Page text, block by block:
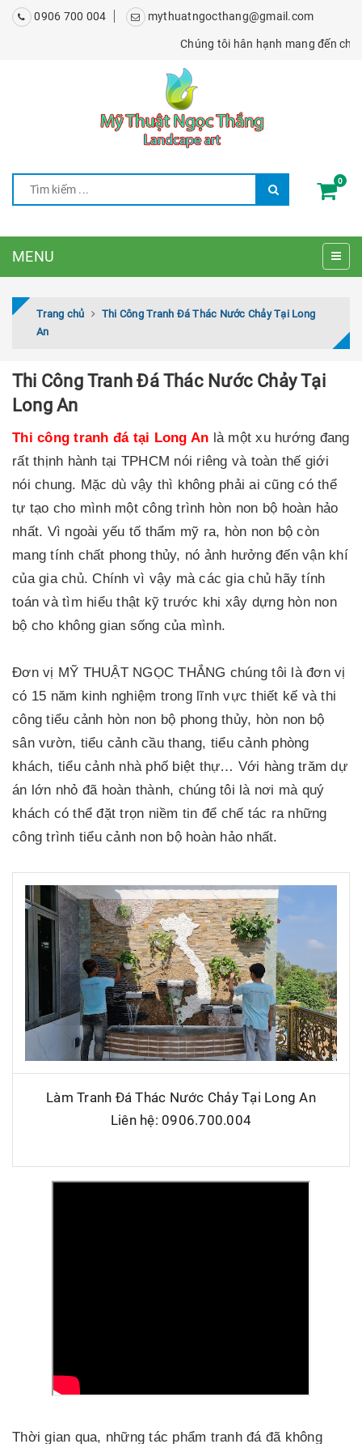
0906 700 004 mythuatngocthang@gmail.com
Chúng tôi hân hạnh mang đến cho
0
MENU
Trang chủ
Thi Công Tranh Đá Thác Nước Chảy Tại Long
An
Thi Công Tranh Đá Thác Nước Chảy Tại
Long An
Thi công tranh đá tại Long An là một xu hướng đang
rất thịnh hành tại TPHCM nói riêng và toàn thế giới
nói chung. Mặc dù vậy thì không phải ai cũng có thể
tự tạo cho mình một công trình hòn non bộ hoàn hảo
nhất. Vì ngoài yếu tố thẩm mỹ ra, hòn non bộ còn
mang tính chất phong thủy, nó ảnh hưởng đến vận khí
của gia chủ. Chính vì vậy mà các gia chủ hãy tính
toán và tìm hiểu thật kỹ trước khi xây dựng hòn non
bộ cho không gian sống của mình.
Đơn vị MỸ THUẬT NGỌC THẮNG chúng tôi là đơn vị
có 15 năm kinh nghiệm trong lĩnh vực thiết kế và thi
công tiểu cảnh hòn non bộ phong thủy, hòn non bộ
sân vườn, tiểu cảnh cầu thang, tiểu cảnh phòng
khách, tiểu cảnh nhà phố biệt thự… Với hàng trăm dự
án lớn nhỏ đã hoàn thành, chúng tôi là nơi mà quý
khách có thể đặt trọn niềm tin để chế tác ra những
công trình tiểu cảnh non bộ hoàn hảo nhất.
Làm Tranh Đá Thác Nước Chảy Tại Long An
Liên hệ: 0906.700.004
Thời gian qua, những tác phẩm tranh đá đã không